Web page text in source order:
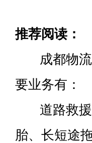
推荐阅读：
成都物流
要业务有：
道路救援
胎、长短途